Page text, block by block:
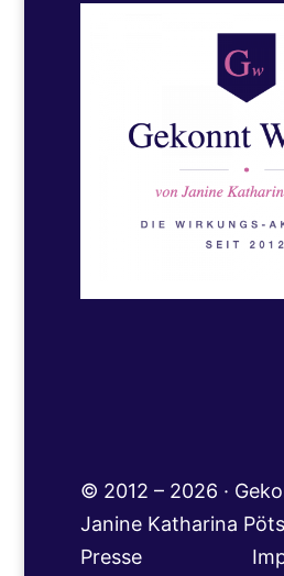
© 2012 – 2026 ·
Janine
Presse